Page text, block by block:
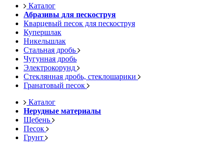
Каталог
Абразивы для пескоструя
Кварцевый песок для пескоструя
Купершлак
Никельшлак
Стальная дробь
Чугунная дробь
Электрокорунд
Стеклянная дробь, стеклошарики
Гранатовый песок
Каталог
Нерудные материалы
Щебень
Песок
Грунт